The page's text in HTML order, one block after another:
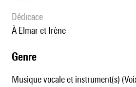
Dédicace
à Elmar et Irène
genre
Musique vocale et instrument(s)